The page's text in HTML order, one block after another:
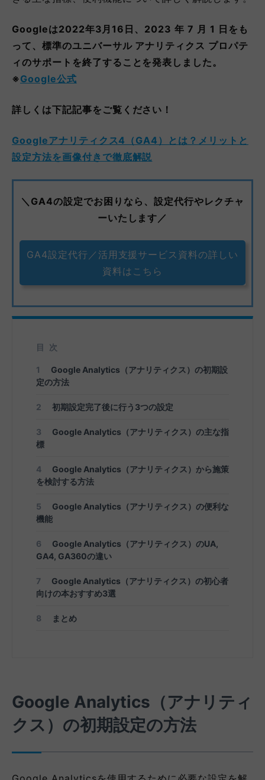
Googleは2022年3月16日、2023 年 7 月 1 日をも
って、標準のユニバーサル アナリティクス プロパテ
ィのサポートを終了することを発表しました。
※Google公式
詳しくは下記記事をご覧ください！
Googleアナリティクス4（GA4）とは？メリットと
設定方法を画像付きで徹底解説
＼GA4の設定でお困りなら、設定代行やレクチャ
ーいたします／
GA4設定代行／活用支援サービス資料の詳しい
資料はこちら
目次
1
Google Analytics（アナリティクス）の初期設
定の方法
2 初期設定完了後に行う3つの設定
3
Google Analytics（アナリティクス）の主な指
標
4
Google Analytics（アナリティクス）から施策
を検討する方法
5
Google Analytics（アナリティクス）の便利な
機能
6
Google Analytics（アナリティクス）のUA,
GA4, GA360の違い
7
Google Analytics（アナリティクス）の初心者
向けの本おすすめ3選
8 まとめ
Google Analytics（アナリティ
クス）の初期設定の方法